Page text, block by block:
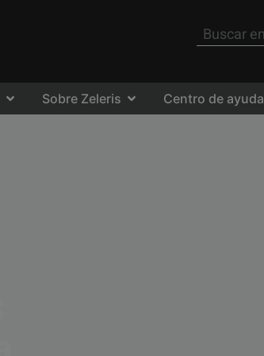
Sobre Zeleris Centro de ayuda